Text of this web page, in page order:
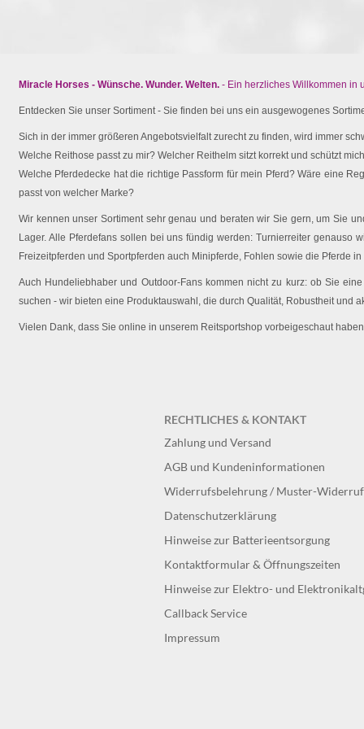
Miracle Horses - Wünsche. Wunder. Welten. - Ein herzliches Willkommen in
Entdecken Sie unser Sortiment - Sie finden bei uns ein ausgewogenes
Sich in der immer größeren Angebotsvielfalt zurecht zu finden, wird immer
Welche Reithose passt zu mir? Welcher Reithelm sitzt korrekt und schützt
Welche Pferdedecke hat die richtige Passform für mein Pferd? Wäre eine
passt von welcher Marke?
Wir kennen unser Sortiment sehr genau und beraten wir Sie gern, um Sie
Lager. Alle Pferdefans sollen bei uns fündig werden: Turnierreiter genauso
Freizeitpferden und Sportpferden auch Minipferde, Fohlen sowie die Pferde
Auch Hundeliebhaber und Outdoor-Fans kommen nicht zu kurz: ob Sie
suchen - wir bieten eine Produktauswahl, die durch Qualität, Robustheit und
Vielen Dank, dass Sie online in unserem Reitsportshop vorbeigeschaut
RECHTLICHES & KONTAKT
Zahlung und Versand
AGB und Kundeninformationen
Widerrufsbelehrung / Muster-
Datenschutzerklärung
Hinweise zur Batterieentsorgung
Kontaktformular & Öffnungszeiten
Hinweise zur Elektro- und
Callback Service
Impressum